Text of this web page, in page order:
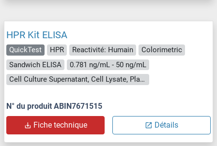
HPR Kit ELISA
QuickTest HPR Reactivité: Humain
Colorimetric
Sandwich ELISA
0.781 ng/mL - 50 ng/mL
Cell Culture Supernatant, Cell Lysate, Plasma, Serum, Tissue Lysate
N° du produit ABIN7671515
Fiche technique Détails